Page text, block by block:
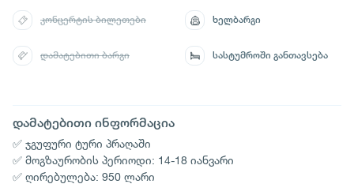
დამატებითი ინფორმაცია
✅ ჯგუფური ტური პრაღაში
✅ მოგზაურობის პერიოდი: 14-18 იანვარი
✅ ღირებულება: 950 ლარი
კონცერტის ბილეთები ხელბარგი
დამატებითი ბარგი სასტუმროში განთავსება